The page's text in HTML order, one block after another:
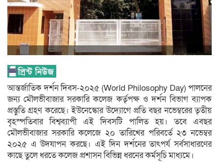
আন্তর্জাতিক দর্শন দিবস-২০২৫ (World Philosophy Day) পালনের
জন্য মৌলভীবাজার সরকারি কলেজ কর্তৃপক্ষ ও দর্শন বিভাগ ব্যাপক
প্রস্তুতি গ্রহণ করেছে। ইউনেস্কোর উদ্যোগে প্রতি বছর নভেম্বরের তৃতীয়
বৃহস্পতিবার বিশ্বব্যাপী এই দিবসটি পালিত হয়। তবে এবছর
মৌলভীবাজার সরকারি কলেজে ২০ তারিখের পরিবর্তে ২৩ নভেম্বর
২০২৫ এ উদযাপন করছে। এই দিন দর্শনের তাৎপর্য সর্বসাধারণের
কাছে তুলে ধরতে কলেজ প্রশাসন বিভিন্ন ধরনের কর্মসূচি মাধ্যমে।